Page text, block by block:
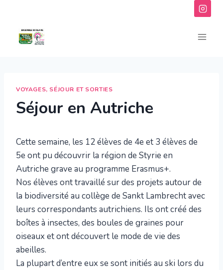
contenu
VOYAGES, SÉJOUR ET SORTIES
Séjour en Autriche
Cette semaine, les 12 élèves de 4e et 3 élèves de
5e ont pu découvrir la région de Styrie en
Autriche grave au programme Erasmus+.
Nos élèves ont travaillé sur des projets autour de
la biodiversité au collège de Sankt Lambrecht avec
leurs correspondants autrichiens. Ils ont créé des
boîtes à insectes, des boules de graines pour
oiseaux et ont découvert le mode de vie des
abeilles.
La plupart d’entre eux se sont initiés au ski lors du